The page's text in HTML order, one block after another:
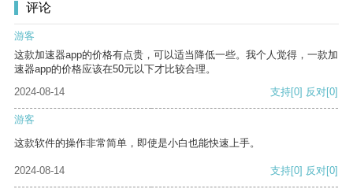
评论
游客
这款加速器app的价格有点贵，可以适当降低一些。我个人觉得，一款加
速器app的价格应该在50元以下才比较合理。
2024-08-14
支持[0] 反对[0]
游客
这款软件的操作非常简单，即使是小白也能快速上手。
2024-08-14 支持[0] 反对[0]